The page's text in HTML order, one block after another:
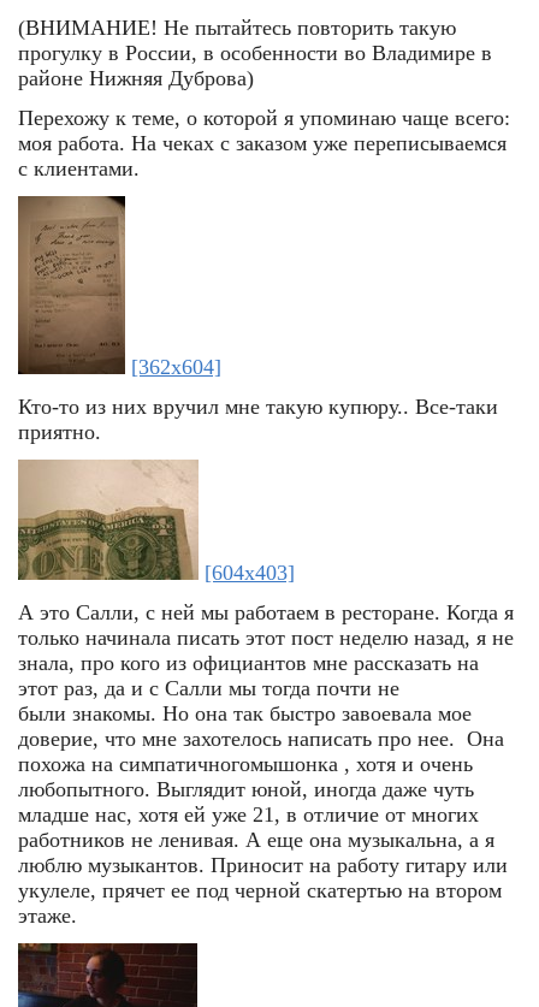
(ВНИМАНИЕ! Не пытайтесь повторить такую
прогулку в России, в особенности во Владимире в
районе Нижняя Дуброва)
Перехожу к теме, о которой я упоминаю чаще всего:
моя работа. На чеках с заказом уже переписываемся
с клиентами.
[362x604]
Кто-то из них вручил мне такую купюру.. Все-таки
приятно.
[604x403]
А это Салли, с ней мы работаем в ресторане. Когда я
только начинала писать этот пост неделю назад, я не
знала, про кого из официантов мне рассказать на
этот раз, да и с Салли мы тогда почти не
были знакомы. Но она так быстро завоевала мое
доверие, что мне захотелось написать про нее. Она
похожа на симпатичногомышонка , хотя и очень
любопытного. Выглядит юной, иногда даже чуть
младше нас, хотя ей уже 21, в отличие от многих
работников не ленивая. А еще она музыкальна, а я
люблю музыкантов. Приносит на работу гитару или
укулеле, прячет ее под черной скатертью на втором
этаже.